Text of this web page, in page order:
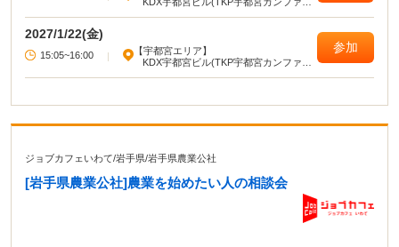
2027/1/22(金)
15:05~16:00
【宇都宮エリア】
KDX宇都宮ビル(TKP宇都宮カンファレ
参加
ジョブカフェいわて/岩手県/岩手県農業公社
[岩手県農業公社]農業を始めたい人の相談会